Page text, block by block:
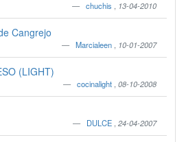
chuchis 13-04-2010
Cangrejo
Marcialeen 10-01-2007
(LIGHT)
cocinalight 08-10-2008
DULCE 24-04-2007